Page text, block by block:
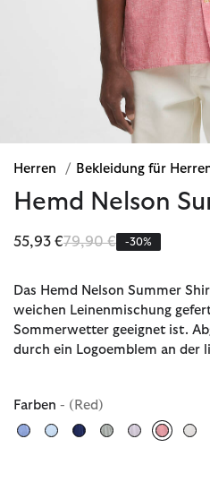
Herren / Bekleidung für
Hemd Nelson
55,93 €Reduziert von
79,90 €bis-30%
Das Hemd Nelson Summer
weichen Leinenmischung
Sommerwetter geeignet ist.
durch ein Logoemblem an der
Farben - (Red)